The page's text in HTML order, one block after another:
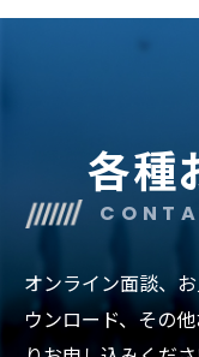
各種
オンライン面談、
ウンロード、その